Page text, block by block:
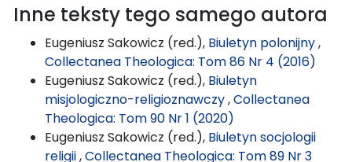
Inne teksty tego samego autora
Eugeniusz Sakowicz (red.), Biuletyn polonijny,
Collectanea Theologica: Tom 86 Nr 4 (2016)
Eugeniusz Sakowicz (red.), Biuletyn
misjologiczno-religioznawczy,Collectanea
Theologica: Tom 90 Nr 1 (2020)
Eugeniusz Sakowicz (red.), Biuletyn socjologii
religii,Collectanea Theologica: Tom 89 Nr 3